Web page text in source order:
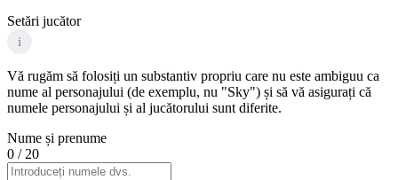
Setări jucător
i
Vă rugăm să folosiți un substantiv propriu care nu este ambiguu ca
nume al personajului (de exemplu, nu "Sky") și să vă asigurați că
numele personajului și al jucătorului sunt diferite.
Nume și prenume
0 / 20